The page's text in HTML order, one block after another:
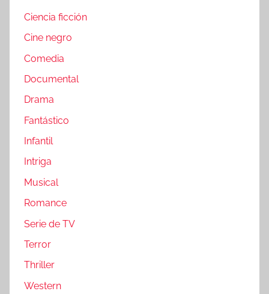
Ciencia ficción
Cine negro
Comedia
Documental
Drama
Fantástico
Infantil
Intriga
Musical
Romance
Serie de TV
Terror
Thriller
Western